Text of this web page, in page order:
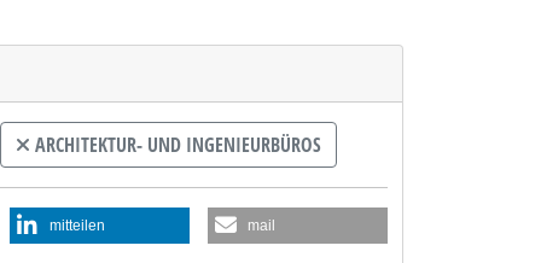
ARCHITEKTUR- UND INGENIEURBÜROS
mitteilen mail